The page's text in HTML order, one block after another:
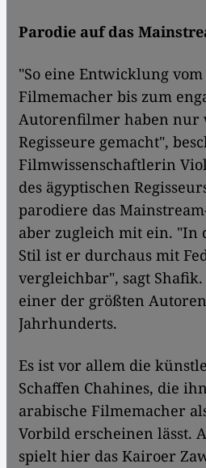
Parodie auf das
"So eine Entwicklung
Filmemacher bis zum
Autorenfilmer haben nur
Regisseure gemacht",
Filmwissenschaftlerin
des ägyptischen
parodiere das
aber zugleich mit ein. "In
Stil ist er durchaus mit
vergleichbar", sagt
einer der größten
Jahrhunderts.
Es ist vor allem die
Schaffen Chahines, die
arabische Filmemacher
Vorbild erscheinen lässt.
spielt hier das Kairoer